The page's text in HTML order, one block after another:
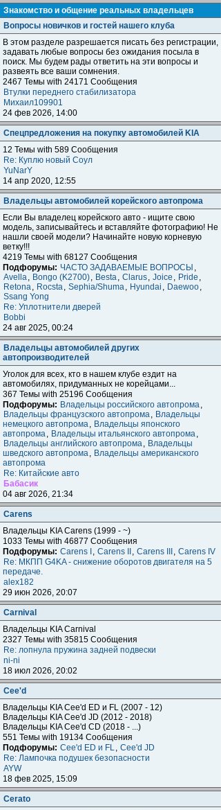
Знакомство и общение реальных владельцев
Вопросы новичков и гостей нашего клуба
В этом разделе разрешается писать без регистрации,
задавать любые вопросы без ожидания посыла в
поиск. Мы будем рады ответить на эти вопросы и
развеять все ваши сомнения.
2467 Темы with 24171 Сообщения
Втулки переднего стабилизатора
Михаил109901
24 фев 2026, 14:00
Спецпредложения на покупку автомобилей KIA
12 Темы with 589 Сообщения
Re: Куплю новый Соул
YuNarY
14 апр 2020, 12:55
Владельцы автомобилей корейского автопрома
Если Вы владелец корейского авто - ищите свою
модель, записывайтесь и вставляйте фотографию! Не
нашли своей модели? Начинайте новую корневую
ветку!!!
4219 Темы with 68127 Сообщения
Подфорумы: ЧАСТО ЗАДАВАЕМЫЕ ВОПРОСЫ ,
Avella, Bongo (K2700), Besta, Clarus, Joice , Pride ,
Retona, Rocsta, Sephia/Shuma, Hyundai , Daewoo,
Ssang Yong
Re: Уплотнители дверей
Bobbi
24 авг 2025, 00:24
Владельцы автомобилей других
автопроизводителей
Уголок для всех, кто в нашем клубе ездит на
автомобилях, придуманных не корейцами...
367 Темы with 25196 Сообщения
Подфорумы: Владельцы российского автопрома,
Владельцы французского автопрома, Владельцы
немецкого автопрома, Владельцы японского
автопрома, Владельцы итальянского автопрома,
Владельцы английского автопрома, Владельцы
шведского автопрома, Владельцы американского
автопрома
Re: Китайские авто
Бабасик
04 авг 2026, 21:34
Carens
Владельцы KIA Carens (1999 - ~)
1033 Темы with 46877 Сообщения
Подфорумы: Carens I , Carens II , Carens III , Carens IV
Re: МКПП G4KA - снижение оборотов двигателя на 5
передаче.
alex182
29 июн 2026, 20:07
Carnival
Владельцы KIA Carnival
2327 Темы with 35815 Сообщения
Re: лопнула пружина задней подвески
ni-ni
18 июл 2026, 20:02
Cee'd
Владельцы KIA Cee'd ED и FL (2007 - 12)
Владельцы KIA Cee'd JD (2012 - 2018)
Владельцы KIA Cee'd CD (2018 - ...)
551 Темы with 19134 Сообщения
Подфорумы: Cee'd ED и FL, Cee'd JD
Re: Лампочка подушек безопасности
AYW
18 фев 2025, 15:09
Cerato